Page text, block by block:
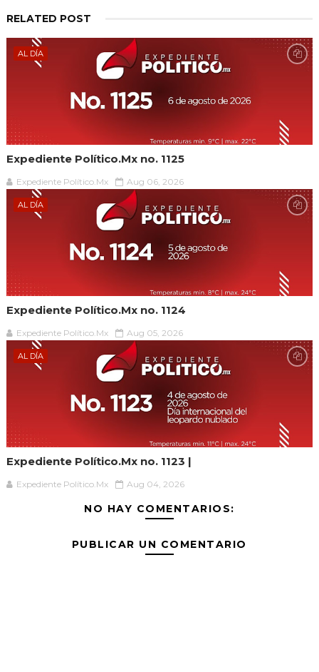
RELATED POST
AL DÍA
Expediente Político.Mx no. 1125
Expediente Político.Mx Aug 06, 2026
AL DÍA
Expediente Político.Mx no. 1124
Expediente Político.Mx Aug 05, 2026
AL DÍA
Expediente Político.Mx no. 1123 |
Expediente Político.Mx Aug 04, 2026
NO HAY COMENTARIOS:
PUBLICAR UN COMENTARIO